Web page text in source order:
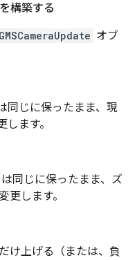
構築する
GMSCameraUpdate オブ
同じに保ったまま、現
ます。
同じに保ったまま、ズ
更します。
け上げる（または、負